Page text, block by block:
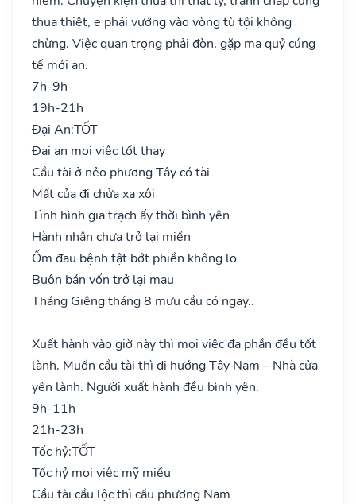
thua thiệt, e phải vướng vào vòng tù tội không
chừng. Việc quan trọng phải đòn, gặp ma quỷ cúng
tế mới an.
7h-9h
19h-21h
Đại An:TỐT
Đại an mọi việc tốt thay
Cầu tài ở nẻo phương Tây có tài
Mất của đi chửa xa xôi
Tình hình gia trạch ấy thời bình yên
Hành nhân chưa trở lại miền
Ốm đau bệnh tật bớt phiền không lo
Buôn bán vốn trở lại mau
Tháng Giêng tháng 8 mưu cầu có ngay..
Xuất hành vào giờ này thì mọi việc đa phần đều tốt
lành. Muốn cầu tài thì đi hướng Tây Nam – Nhà cửa
yên lành. Người xuất hành đều bình yên.
9h-11h
21h-23h
Tốc hỷ:TỐT
Tốc hỷ mọi việc mỹ miều
Cầu tài cầu lộc thì cầu phương Nam